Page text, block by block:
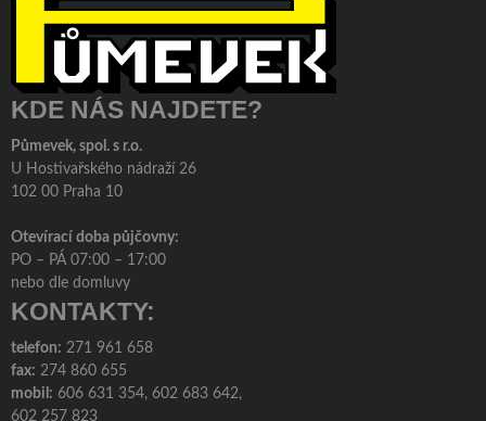
KDE NÁS NAJDETE?
Půmevek, spol. s r.o.
U Hostivařského nádraží 26
102 00 Praha 10
Otevírací doba půjčovny:
PO – PÁ 07:00 – 17:00
nebo dle domluvy
KONTAKTY:
telefon: 271 961 658
fax: 274 860 655
mobil: 606 631 354, 602 683 642,
602 257 823